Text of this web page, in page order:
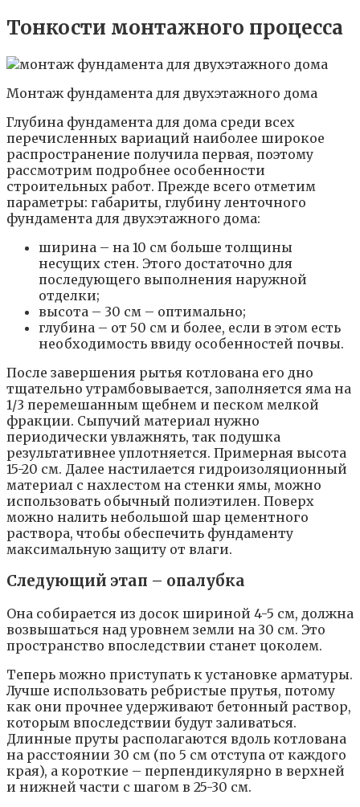
Тонкости монтажного процесса
Монтаж фундамента для двухэтажного дома
Глубина фундамента для дома среди всех
перечисленных вариаций наиболее широкое
распространение получила первая, поэтому
рассмотрим подробнее особенности
строительных работ. Прежде всего отметим
параметры: габариты, глубину ленточного
фундамента для двухэтажного дома:
ширина – на 10 см больше толщины
несущих стен. Этого достаточно для
последующего выполнения наружной
отделки;
высота – 30 см – оптимально;
глубина – от 50 см и более, если в этом есть
необходимость ввиду особенностей почвы.
После завершения рытья котлована его дно
тщательно утрамбовывается, заполняется яма на
1/3 перемешанным щебнем и песком мелкой
фракции. Сыпучий материал нужно
периодически увлажнять, так подушка
результативнее уплотняется. Примерная высота
15-20 см. Далее настилается гидроизоляционный
материал с нахлестом на стенки ямы, можно
использовать обычный полиэтилен. Поверх
можно налить небольшой шар цементного
раствора, чтобы обеспечить фундаменту
максимальную защиту от влаги.
Следующий этап – опалубка
Она собирается из досок шириной 4-5 см, должна
возвышаться над уровнем земли на 30 см. Это
пространство впоследствии станет цоколем.
Теперь можно приступать к установке арматуры.
Лучше использовать ребристые прутья, потому
как они прочнее удерживают бетонный раствор,
которым впоследствии будут заливаться.
Длинные пруты располагаются вдоль котлована
на расстоянии 30 см (по 5 см отступа от каждого
края), а короткие – перпендикулярно в верхней
и нижней части с шагом в 25-30 см.